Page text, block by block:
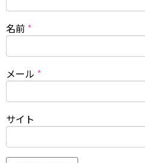
名前 *
メール *
サイト